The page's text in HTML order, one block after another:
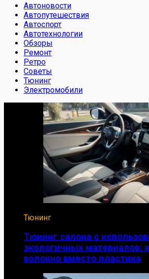
Автоновости
Автопутешествия
Автоспорт
Автотехнологии
Обзоры
Ремонт
Ретро
Советы
Тюнинг
Электромобили
Тюнинг
Тюнинг салона с
экологичных материалов:
волокно вместо пластика